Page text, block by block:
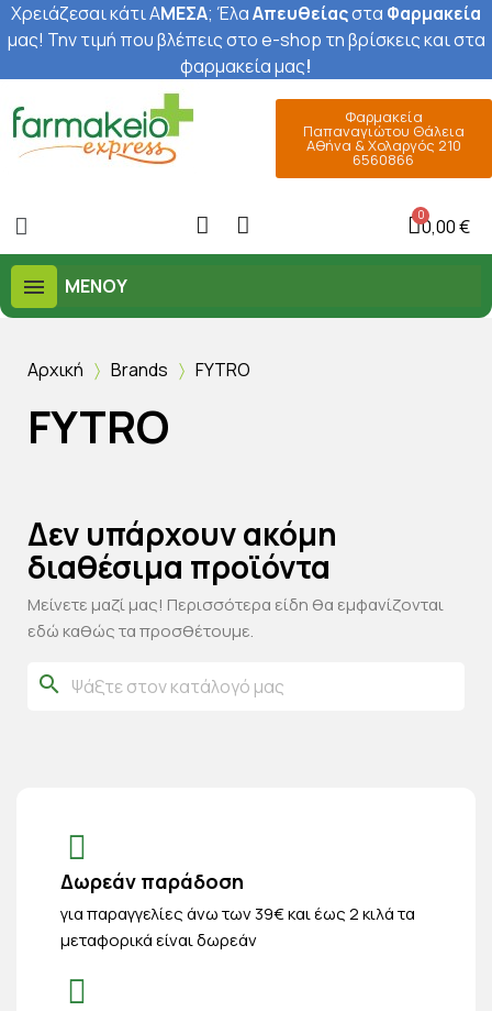
Χρειάζεσαι κάτι ΑΜΕΣΑ; ΈλαΑπευθείαςστα Φαρμακεία
μας! Την τιμή που βλέπεις στο e-shop τη βρίσκεις και στα
φαρμακεία μας!
Φαρμακεία
Παπαναγιώτου Θάλεια
Αθήνα & Χολαργός 210
6560866
0,00 €
ΜΕΝΟΎ
Αρχική Brands FYTRO
FYTRO
Δεν υπάρχουν ακόμη
διαθέσιμα προϊόντα
Μείνετε μαζί μας! Περισσότερα είδη θα εμφανίζονται
εδώ καθώς τα προσθέτουμε.
search
Δωρεάν παράδοση
για παραγγελίες άνω των 39€ και έως 2 κιλά τα
μεταφορικά είναι δωρεάν